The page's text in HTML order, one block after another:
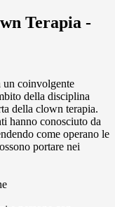
Terapia -
un coinvolgente
della disciplina
della clown terapia.
hanno conosciuto da
come operano le
portare nei